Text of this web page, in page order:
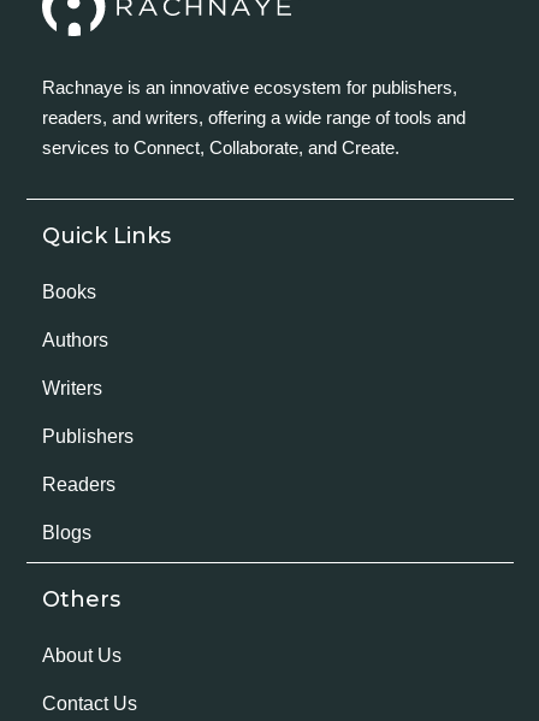
Rachnaye is an innovative ecosystem for publishers,
readers, and writers, offering a wide range of tools and
services to Connect, Collaborate, and Create.
Quick Links
Books
Authors
Writers
Publishers
Readers
Blogs
Others
About Us
Contact Us